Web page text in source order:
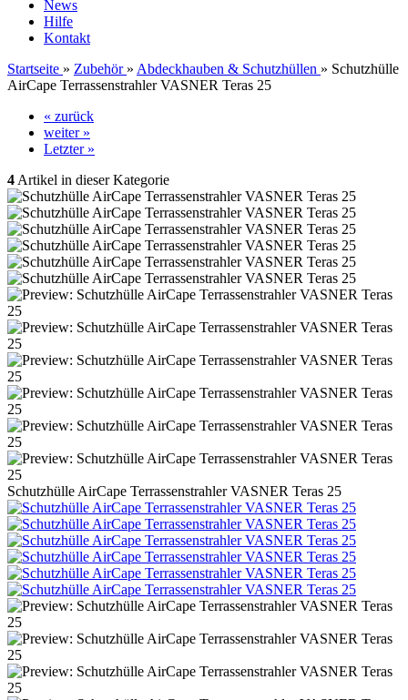
News
Hilfe
Kontakt
Startseite » Zubehör » Abdeckhauben & Schutzhüllen » Schutzhülle
AirCape Terrassenstrahler VASNER Teras 25
« zurück
weiter »
Letzter »
4 Artikel in dieser Kategorie
Schutzhülle AirCape Terrassenstrahler VASNER Teras 25